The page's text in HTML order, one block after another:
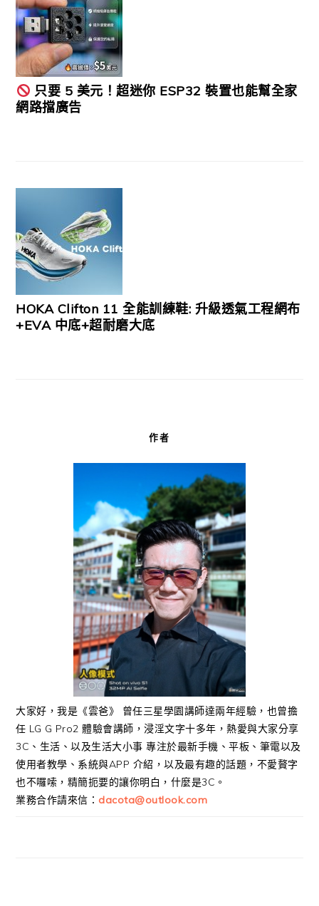
只要 5 美元！超迷你 ESP32 裝置也能幫全家
網路擋廣告
HOKA Clifton 11 全能訓練鞋: 升級透氣工程網布
+EVA 中底+超耐磨大底
作者
大家好，我是《雲爸》 曾任三星學園講師達兩年經驗，也曾擔
任 LG G Pro2 體驗會講師，浸淫文字十多年，熱愛與大家分享
3C、生活、以及生活大小事 專注於最新手機、平板、筆電以及
使用者教學、系統與APP 介紹，以及最有趣的話題，不愛贅字
也不囉嗦，精簡扼要的讓你明白，什麼是3C。
業務合作請來信： dacota@outlook.com